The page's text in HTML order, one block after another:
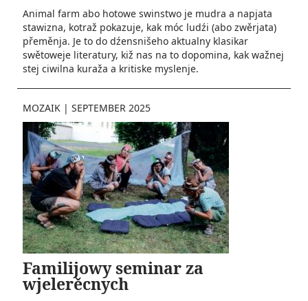
Animal farm abo hotowe swinstwo je mudra a napjata
stawizna, kotraž pokazuje, kak móc ludźi (abo zwěrjata)
přeměnja. Je to do dźensnišeho aktualny klasikar
swětoweje literatury, kiž nas na to dopomina, kak wažnej
stej ciwilna kuraža a kritiske myslenje.
MOZAIK | SEPTEMBER 2025
Familijowy seminar za
wjelerěcnych